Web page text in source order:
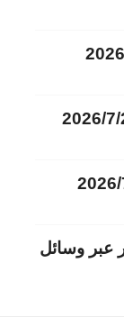
عبر وسائل